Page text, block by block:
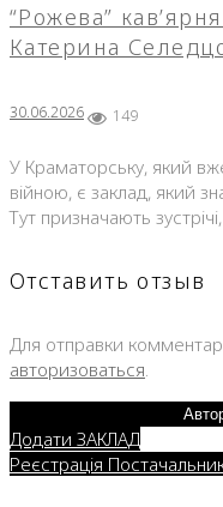
“Рожева”
Катерина
30.06.2026 149
У Краматорську, який
війною, є заклад, який
Тут призначають
Отставить отзыв
Для отправки
авторизоваться.
Додати ЗАКЛАД
Реєстрація